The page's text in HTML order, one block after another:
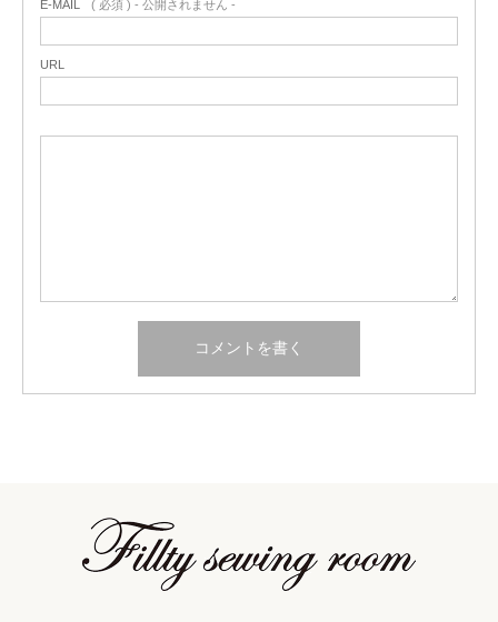
E-MAIL ( 必須 ) - 公開されません -
URL